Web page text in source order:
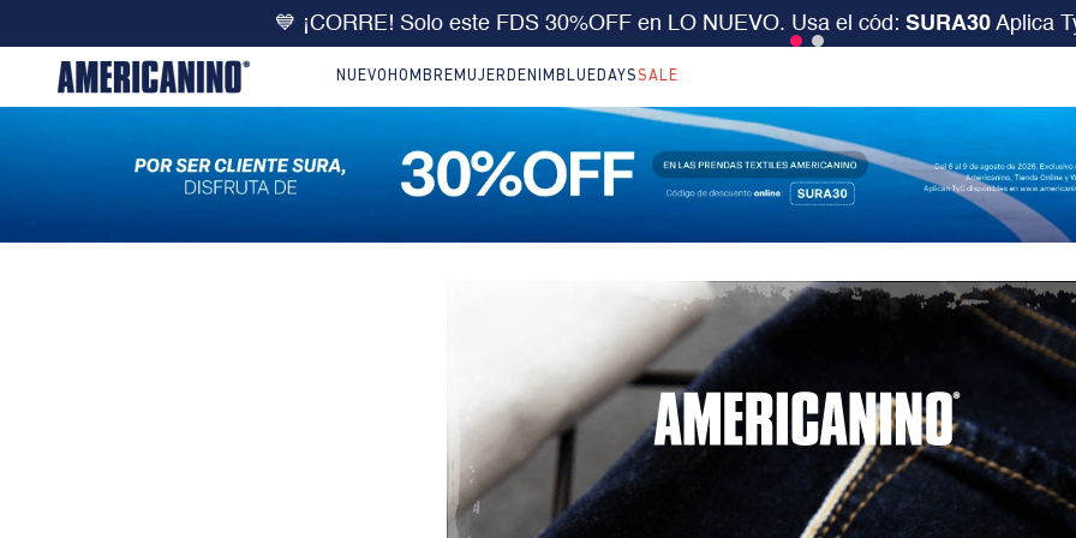
💙 ¡CORRE! Solo este FDS 30%OFF en LO NUEVO. Usa el cód: SURA30 Aplica
NUEVO HOMBRE MUJER DENIM BLUEDAYSSALE